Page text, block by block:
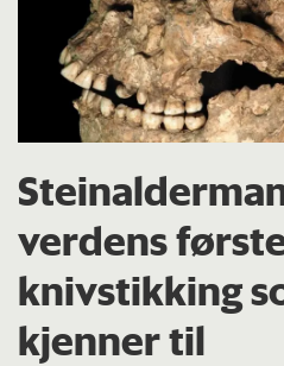
verdens
knivstikking
kjenner til